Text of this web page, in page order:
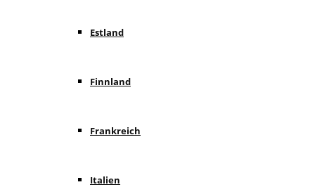
Estland
Finnland
Frankreich
Italien